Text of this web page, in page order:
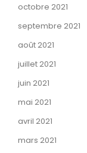
octobre 2021
septembre 2021
août 2021
juillet 2021
juin 2021
mai 2021
avril 2021
mars 2021